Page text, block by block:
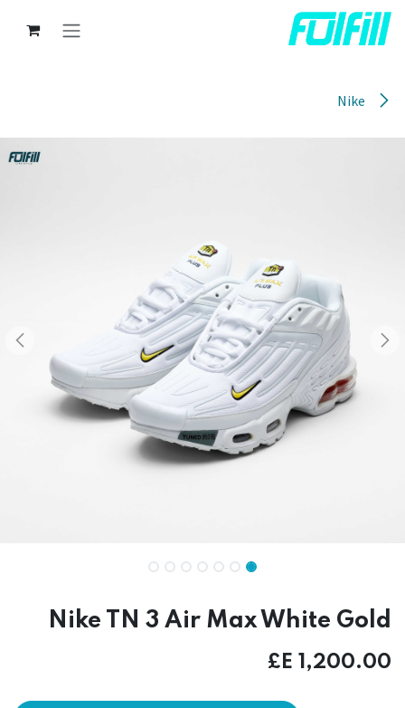
تخطي للذهاب إلى المحتوى
Nike TN 3 Air Max White Gold
1,200.00